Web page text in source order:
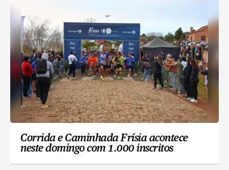
Corrida e Caminhada Frísia acontece
neste domingo com 1.000 inscritos